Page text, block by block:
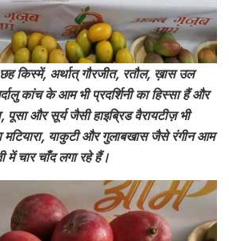
किस्में, अर्थात् गौरजीत, रतौल, ख़ास उल
कांच के आम भी प्रदर्शिनी का हिस्सा हैं और
और सूर्य जैसी हाइब्रिड वैरायटीज़ भी
मटियारा, याकुटी और गुलाबखास जैसे रंगीन आम
चार चाँद लगा रहे हैं।